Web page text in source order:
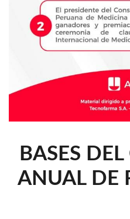
BASES
ANUAL DE